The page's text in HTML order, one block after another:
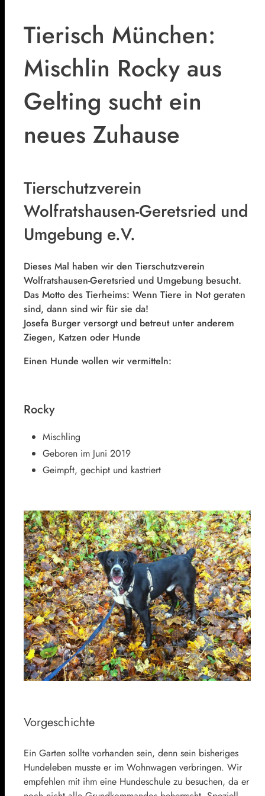
Tierisch München:
Mischlin Rocky aus
Gelting sucht ein
neues Zuhause
Tierschutzverein
Wolfratshausen-Geretsried und
Umgebung e.V.
Dieses Mal haben wir den Tierschutzverein
Wolfratshausen-Geretsried und Umgebung besucht.
Das Motto des Tierheims: Wenn Tiere in Not geraten
sind, dann sind wir für sie da!
Josefa Burger versorgt und betreut unter anderem
Ziegen, Katzen oder Hunde
Einen Hunde wollen wir vermitteln:
Rocky
Mischling
Geboren im Juni 2019
Geimpft, gechipt und kastriert
Vorgeschichte
Ein Garten sollte vorhanden sein, denn sein bisheriges
Hundeleben musste er im Wohnwagen verbringen. Wir
empfehlen mit ihm eine Hundeschule zu besuchen, da er